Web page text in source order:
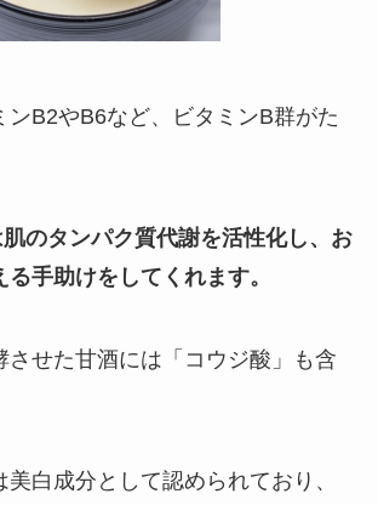
ンB2やB6など、ビタミンB群がた
のタンパク質代謝を活性化し、お
手助けをしてくれます。
させた甘酒には「コウジ酸」も含
美白成分として認められており、